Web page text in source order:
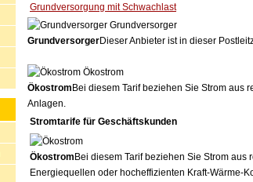
Grundversorgung mit Schwachlast
Grundversorger
GrundversorgerDieser Anbieter ist in dieser
Ökostrom
Ökostrom Bei diesem Tarif beziehen Sie Strom aus
Anlagen.
Stromtarife für Geschäftskunden
Ökostrom Bei diesem Tarif beziehen Sie Strom aus
Energiequellen oder hocheffizienten Kraft-Wärme-